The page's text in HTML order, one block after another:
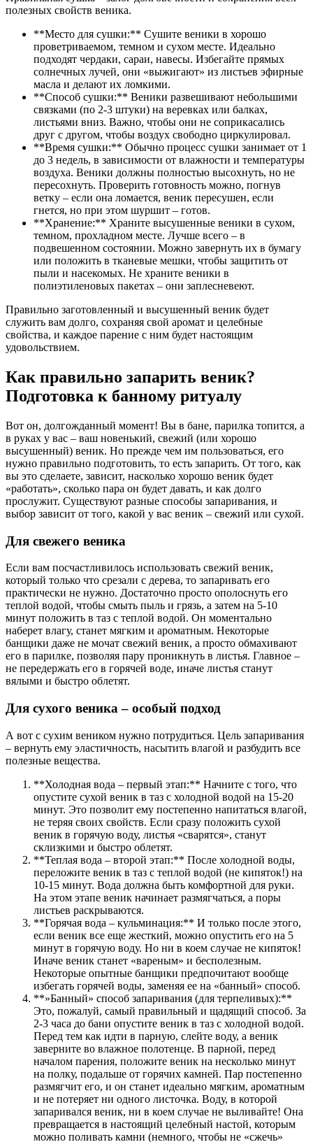
полезных свойств веника.
**Место для сушки:** Сушите веники в хорошо
проветриваемом, темном и сухом месте. Идеально
подходят чердаки, сараи, навесы. Избегайте прямых
солнечных лучей, они «выжигают» из листьев эфирные
масла и делают их ломкими.
**Способ сушки:** Веники развешивают небольшими
связками (по 2-3 штуки) на веревках или балках,
листьями вниз. Важно, чтобы они не соприкасались
друг с другом, чтобы воздух свободно циркулировал.
**Время сушки:** Обычно процесс сушки занимает от 1
до 3 недель, в зависимости от влажности и температуры
воздуха. Веники должны полностью высохнуть, но не
пересохнуть. Проверить готовность можно, погнув
ветку – если она ломается, веник пересушен, если
гнется, но при этом шуршит – готов.
**Хранение:** Храните высушенные веники в сухом,
темном, прохладном месте. Лучше всего – в
подвешенном состоянии. Можно завернуть их в бумагу
или положить в тканевые мешки, чтобы защитить от
пыли и насекомых. Не храните веники в
полиэтиленовых пакетах – они заплесневеют.
Правильно заготовленный и высушенный веник будет
служить вам долго, сохраняя свой аромат и целебные
свойства, и каждое парение с ним будет настоящим
удовольствием.
Как правильно запарить веник?
Подготовка к банному ритуалу
Вот он, долгожданный момент! Вы в бане, парилка топится, а
в руках у вас – ваш новенький, свежий (или хорошо
высушенный) веник. Но прежде чем им пользоваться, его
нужно правильно подготовить, то есть запарить. От того, как
вы это сделаете, зависит, насколько хорошо веник будет
«работать», сколько пара он будет давать, и как долго
прослужит. Существуют разные способы запаривания, и
выбор зависит от того, какой у вас веник – свежий или сухой.
Для свежего веника
Если вам посчастливилось использовать свежий веник,
который только что срезали с дерева, то запаривать его
практически не нужно. Достаточно просто ополоснуть его
теплой водой, чтобы смыть пыль и грязь, а затем на 5-10
минут положить в таз с теплой водой. Он моментально
наберет влагу, станет мягким и ароматным. Некоторые
банщики даже не мочат свежий веник, а просто обмахивают
его в парилке, позволяя пару проникнуть в листья. Главное –
не передержать его в горячей воде, иначе листья станут
вялыми и быстро облетят.
Для сухого веника – особый подход
А вот с сухим веником нужно потрудиться. Цель запаривания
– вернуть ему эластичность, насытить влагой и разбудить все
полезные вещества.
**Холодная вода – первый этап:** Начните с того, что
опустите сухой веник в таз с холодной водой на 15-20
минут. Это позволит ему постепенно напитаться влагой,
не теряя своих свойств. Если сразу положить сухой
веник в горячую воду, листья «сварятся», станут
склизкими и быстро облетят.
**Теплая вода – второй этап:** После холодной воды,
переложите веник в таз с теплой водой (не кипяток!) на
10-15 минут. Вода должна быть комфортной для руки.
На этом этапе веник начинает размягчаться, а поры
листьев раскрываются.
**Горячая вода – кульминация:** И только после этого,
если веник все еще жесткий, можно опустить его на 5
минут в горячую воду. Но ни в коем случае не кипяток!
Иначе веник станет «вареным» и бесполезным.
Некоторые опытные банщики предпочитают вообще
избегать горячей воды, заменяя ее на «банный» способ.
**»Банный» способ запаривания (для терпеливых):**
Это, пожалуй, самый правильный и щадящий способ. За
2-3 часа до бани опустите веник в таз с холодной водой.
Перед тем как идти в парную, слейте воду, а веник
заверните во влажное полотенце. В парной, перед
началом парения, положите веник на несколько минут
на полку, подальше от горячих камней. Пар постепенно
размягчит его, и он станет идеально мягким, ароматным
и не потеряет ни одного листочка. Воду, в которой
запаривался веник, ни в коем случае не выливайте! Она
превращается в настоящий целебный настой, которым
можно поливать камни (немного, чтобы не «сжечь»